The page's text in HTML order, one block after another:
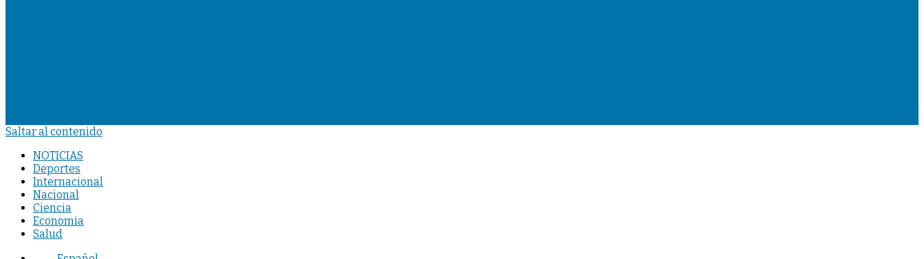
Saltar al contenido
NOTICIAS
Deportes
Internacional
Nacional
Ciencia
Economia
Salud